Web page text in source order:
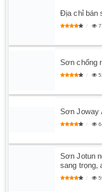
Địa chỉ bán
Sơn chống
Sơn Joway
Sơn Jotun
sang trọng,